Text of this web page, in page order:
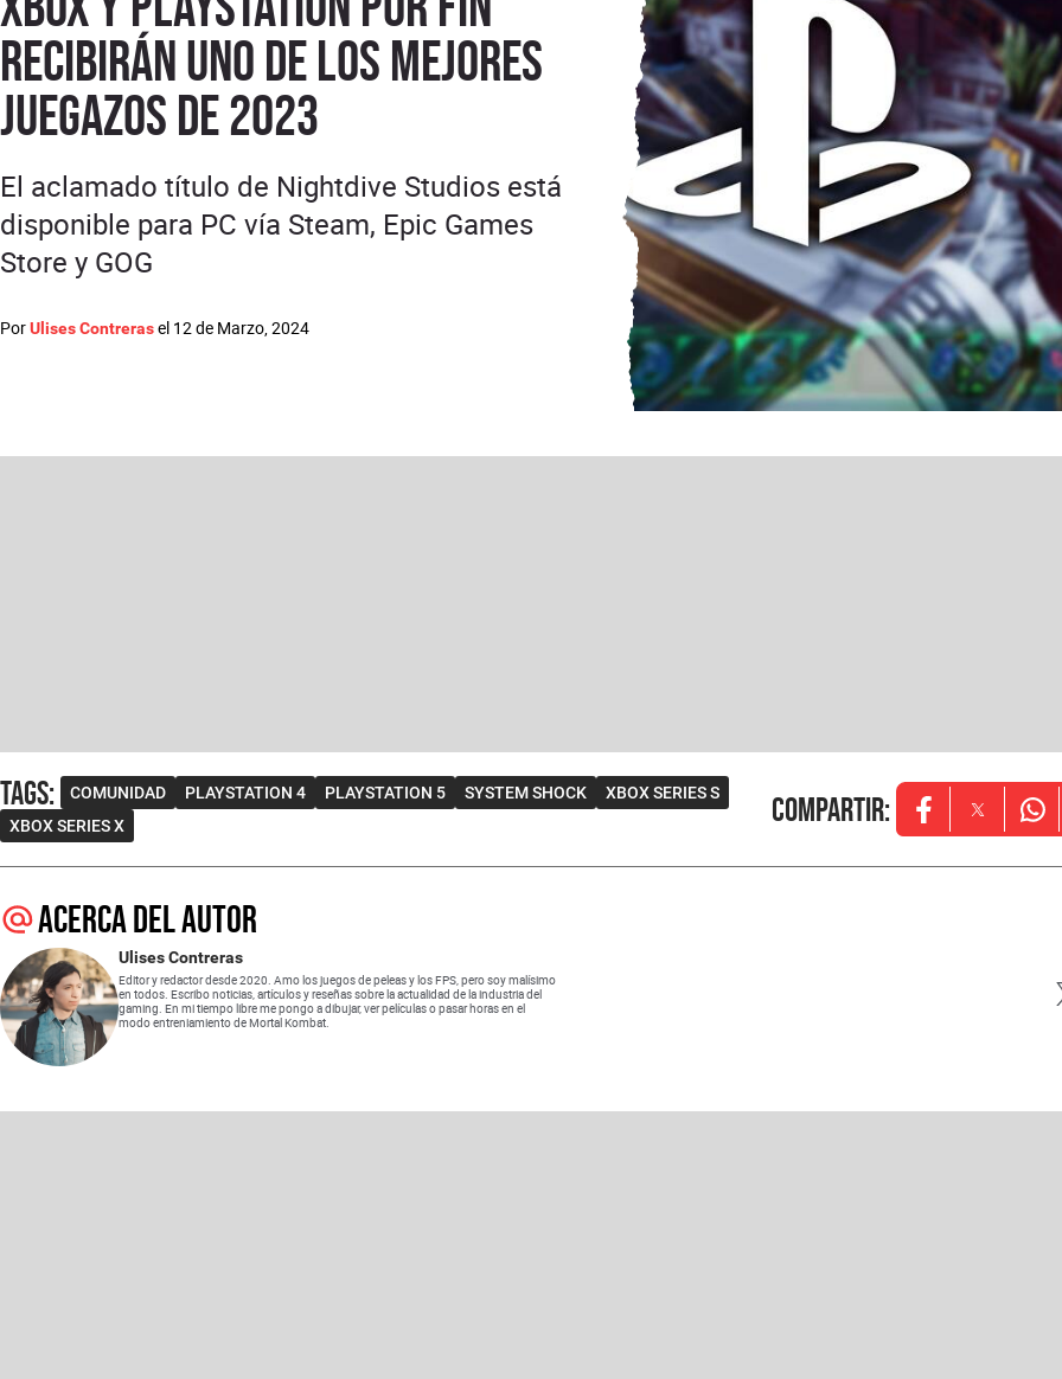
recibirán uno de los mejores
juegazos de 2023
PorUlises Contrerasel 12 de Marzo, 2024
El aclamado título de Nightdive Studios está
disponible para PC vía Steam, Epic Games
Store y GOG
Tags: COMUNIDAD PLAYSTATION 4 PLAYSTATION 5 SYSTEM SHOCK
XBOX SERIES S
XBOX SERIES X
Compartir: Opens in new
Opens in
Acerca del autor
Ulises Contreras
Editor y redactor desde 2020. Amo los juegos de peleas y los FPS, pero soy malísimo
en todos. Escribo noticias, artículos y reseñas sobre la actualidad de la industria del
gaming. En mi tiempo libre me pongo a dibujar, ver películas o pasar horas en el
modo entreniamiento de Mortal Kombat.